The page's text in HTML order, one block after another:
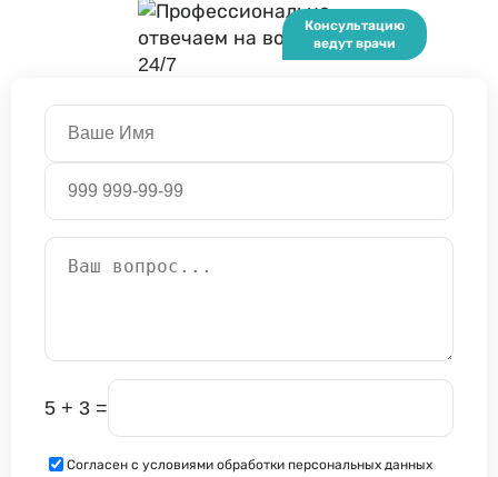
5 + 3 =
Согласен с условиями обработки персональных данных